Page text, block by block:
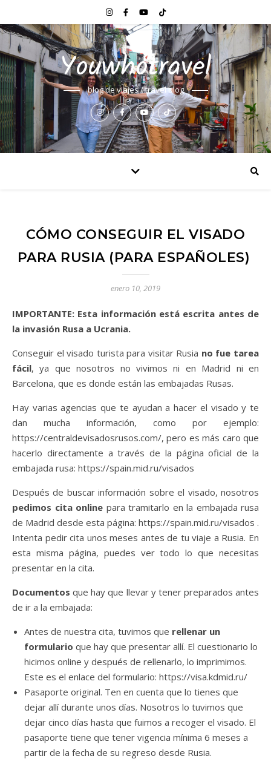
Youwhotravel
blog de viajes / travel blog
CÓMO CONSEGUIR EL VISADO
PARA RUSIA (PARA ESPAÑOLES)
enero 10, 2019
IMPORTANTE: Esta información está escrita antes de
la invasión Rusa a Ucrania.
Conseguir el visado turista para visitar Rusia no fue tarea
fácil, ya que nosotros no vivimos ni en Madrid ni en
Barcelona, que es donde están las embajadas Rusas.
Hay varias agencias que te ayudan a hacer el visado y te
dan mucha información, como por ejemplo:
https://centraldevisadosrusos.com/, pero es más caro que
hacerlo directamente a través de la página oficial de la
embajada rusa: https://spain.mid.ru/visados
Después de buscar información sobre el visado, nosotros
pedimos cita online para tramitarlo en la embajada rusa
de Madrid desde esta página: https://spain.mid.ru/visados .
Intenta pedir cita unos meses antes de tu viaje a Rusia. En
esta misma página, puedes ver todo lo que necesitas
presentar en la cita.
Documentos que hay que llevar y tener preparados antes
de ir a la embajada:
Antes de nuestra cita, tuvimos que rellenar un
formulario que hay que presentar allí. El cuestionario lo
hicimos online y después de rellenarlo, lo imprimimos.
Este es el enlace del formulario: https://visa.kdmid.ru/
Pasaporte original. Ten en cuenta que lo tienes que
dejar allí durante unos días. Nosotros lo tuvimos que
dejar cinco días hasta que fuimos a recoger el visado. El
pasaporte tiene que tener vigencia mínima 6 meses a
partir de la fecha de su regreso desde Rusia.